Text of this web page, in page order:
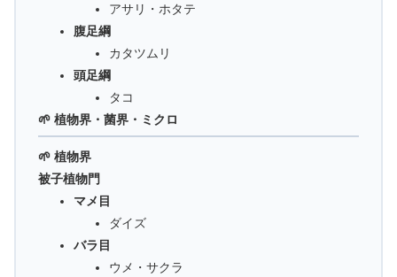
アサリ・ホタテ
腹足綱
カタツムリ
頭足綱
タコ
🌱 植物界・菌界・ミクロ
🌱 植物界
被子植物門
マメ目
ダイズ
バラ目
ウメ・サクラ